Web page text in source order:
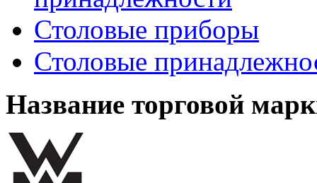
Столовые приборы
Столовые
Название торговой